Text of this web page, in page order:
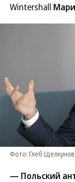
Wintershall
Фото: Глеб
— Польский